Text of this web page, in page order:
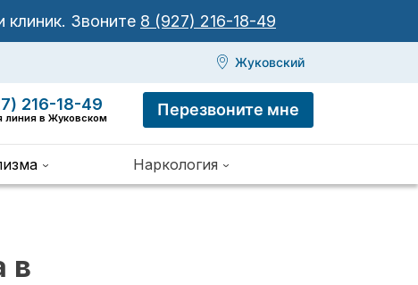
Звоните 8 (927) 216-18-49
Жуковский
216-18-49
линия в Жуковском Перезвоните мне
Наркология
в